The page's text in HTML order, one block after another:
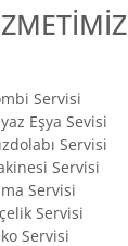
Servisi
Eşya Sevisi
Servisi
Servisi
Servisi
Servisi
Servisi